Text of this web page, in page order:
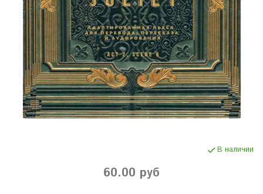
В наличии
60.00 руб